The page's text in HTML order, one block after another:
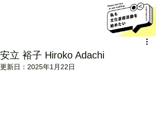
安立 裕子 Hiroko Adachi
更新日： 2025年1月22日